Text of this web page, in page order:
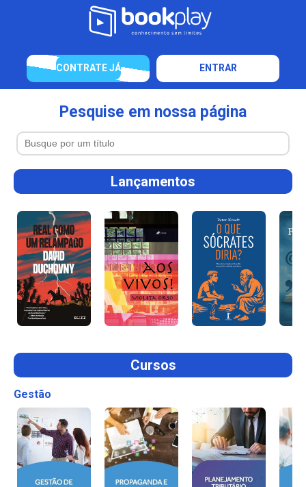
CONTRATE JÁ ENTRAR
Pesquise em nossa página
Lançamentos
Cursos
Gestão